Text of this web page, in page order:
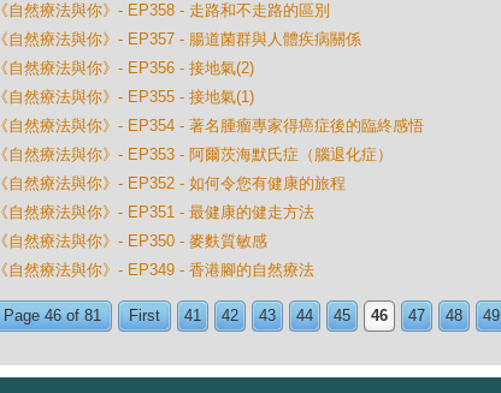
《自然療法與你》- EP358 - 走路和不走路的區別
《自然療法與你》- EP357 - 腸道菌群與人體疾病關係
《自然療法與你》- EP356 - 接地氣(2)
《自然療法與你》- EP355 - 接地氣(1)
《自然療法與你》- EP354 - 著名腫瘤專家得癌症後的臨終感悟
《自然療法與你》- EP353 - 阿爾茨海默氏症（腦退化症）
《自然療法與你》- EP352 - 如何令您有健康的旅程
《自然療法與你》- EP351 - 最健康的健走方法
《自然療法與你》- EP350 - 麥麩質敏感
《自然療法與你》- EP349 - 香港腳的自然療法
Page 46 of 81 First 41 42 43 44 45 46 47 48 49